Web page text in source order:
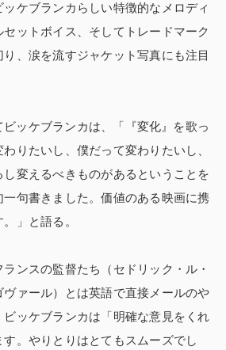
ケブランカらしい特徴的なメロディ
ットボイス、そしてトレードマーク
、涙を流すジャケット写真にも注目
ッケブランカは、
「『変化』を歌っ
りたいし、僕だって変わりたいし、
変えるべきものがあるということを
句書きました。価値のある映画に携
」と語る。
ンスの監督たち（セドリック・ル・
ァール）とは英語で直接メールのや
ビッケブランカは「明確な意見をくれ
。やりとりはとてもスムーズでし